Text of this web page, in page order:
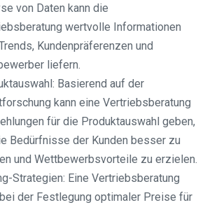
von Daten kann die
wertvolle Informationen
Kundenpräferenzen und
liefern.
Basierend auf der
kann eine Vertriebsberatung
für die Produktauswahl geben,
Bedürfnisse der Kunden besser zu
und Wettbewerbsvorteile zu erzielen.
Strategien: Eine Vertriebsberatung
der Festlegung optimaler Preise für